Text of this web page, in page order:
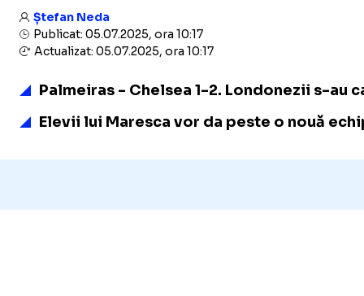
Ștefan Neda
Publicat: 05.07.2025, ora 10:17
Actualizat: 05.07.2025, ora 10:17
Palmeiras - Chelsea 1-2. Londonezii s-
Elevii lui Maresca vor da peste o nouă